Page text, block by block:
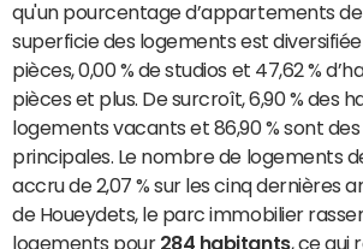
qu'un pourcentage d’appartements de
superficie des logements est diversifiée
pièces, 0,00 % de studios et 47,62 %
pièces et plus. De surcroît, 6,90 % des
logements vacants et 86,90 % sont
principales. Le nombre de logements
accru de 2,07 % sur les cinq dernières
de Houeydets, le parc immobilier
logements pour 284 habitants, ce qui